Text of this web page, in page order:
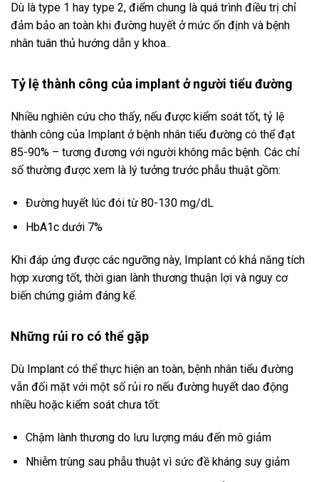
Dù là type 1 hay type 2, điểm chung là quá trình điều trị chỉ
đảm bảo an toàn khi đường huyết ở mức ổn định và bệnh
nhân tuân thủ hướng dẫn y khoa..
Tỷ lệ thành công của implant ở người tiểu đường
Nhiều nghiên cứu cho thấy, nếu được kiểm soát tốt, tỷ lệ
thành công của Implant ở bệnh nhân tiểu đường có thể đạt
85-90% – tương đương với người không mắc bệnh. Các chỉ
số thường được xem là lý tưởng trước phẫu thuật gồm:
Đường huyết lúc đói từ 80-130 mg/dL
HbA1c dưới 7%
Khi đáp ứng được các ngưỡng này, Implant có khả năng tích
hợp xương tốt, thời gian lành thương thuận lợi và nguy cơ
biến chứng giảm đáng kể.
Những rủi ro có thể gặp
Dù Implant có thể thực hiện an toàn, bệnh nhân tiểu đường
vẫn đối mặt với một số rủi ro nếu đường huyết dao động
nhiều hoặc kiểm soát chưa tốt:
Chậm lành thương do lưu lượng máu đến mô giảm
Nhiễm trùng sau phẫu thuật vì sức đề kháng suy giảm